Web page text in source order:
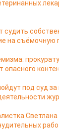
судить
на съёмочную
опасного
под суд
Светлана